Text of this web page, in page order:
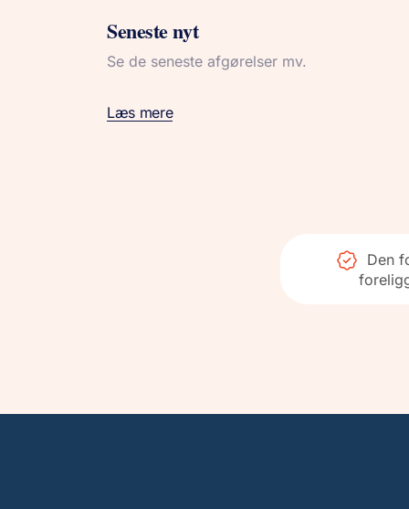
Seneste nyt
Se de seneste afgørelser mv.
Læs mere
Den